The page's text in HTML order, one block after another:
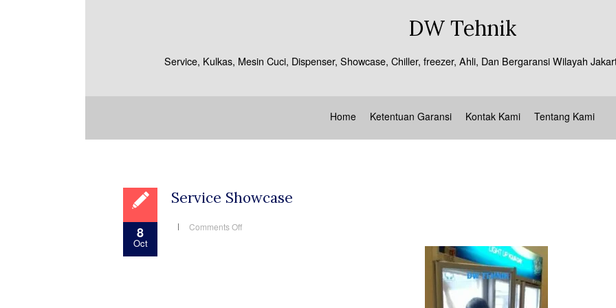
DW Tehnik
Service, Kulkas, Mesin Cuci, Dispenser, Showcase, Chiller, freezer, Ahli, Dan Bergaransi Wilayah
Home Ketentuan Garansi Kontak Kami Tentang Kami
8
Oct
Service Showcase
Comments Offon